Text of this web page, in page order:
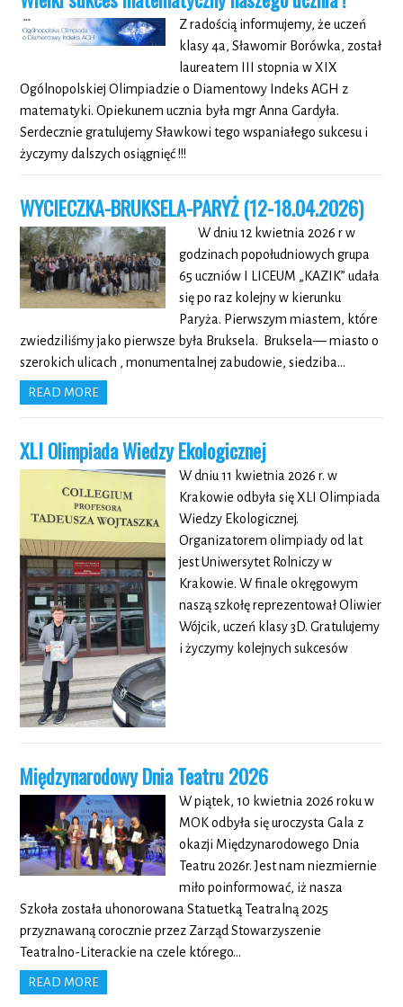
Z radością informujemy, że uczeń
klasy 4a, Sławomir Borówka, został
laureatem III stopnia w XIX
Ogólnopolskiej Olimpiadzie o Diamentowy Indeks AGH z
matematyki. Opiekunem ucznia była mgr Anna Gardyła.
Serdecznie gratulujemy Sławkowi tego wspaniałego sukcesu i
życzymy dalszych osiągnięć !!!
WYCIECZKA-BRUKSELA-PARYŻ (12-18.04.2026)
W dniu 12 kwietnia 2026 r w
godzinach popołudniowych grupa
65 uczniów I LICEUM „KAZIK” udała
się po raz kolejny w kierunku
Paryża. Pierwszym miastem, które
zwiedziliśmy jako pierwsze była Bruksela. Bruksela— miasto o
szerokich ulicach , monumentalnej zabudowie, siedziba…
READ MORE
XLI Olimpiada Wiedzy Ekologicznej
W dniu 11 kwietnia 2026 r. w
Krakowie odbyła się XLI Olimpiada
Wiedzy Ekologicznej.
Organizatorem olimpiady od lat
jest Uniwersytet Rolniczy w
Krakowie. W finale okręgowym
naszą szkołę reprezentował Oliwier
Wójcik, uczeń klasy 3D. Gratulujemy
i życzymy kolejnych sukcesów
Międzynarodowy Dnia Teatru 2026
W piątek, 10 kwietnia 2026 roku w
MOK odbyła się uroczysta Gala z
okazji Międzynarodowego Dnia
Teatru 2026r. Jest nam niezmiernie
miło poinformować, iż nasza
Szkoła została uhonorowana Statuetką Teatralną 2025
przyznawaną corocznie przez Zarząd Stowarzyszenie
Teatralno-Literackie na czele którego…
READ MORE